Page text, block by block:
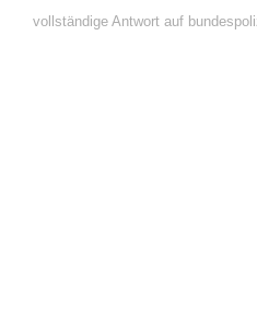
vollständige Antwort auf